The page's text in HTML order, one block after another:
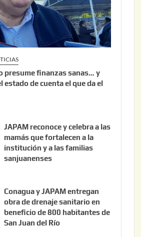
presume finanzas sanas… y
estado de cuenta el que da el
JAPAM reconoce y celebra a las
mamás que fortalecen a la
institución y a las familias
sanjuanenses
Conagua y JAPAM entregan
obra de drenaje sanitario en
beneficio de 800 habitantes de
San Juan del Río